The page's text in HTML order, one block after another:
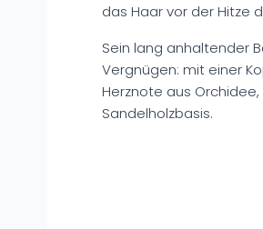
das Haar vor der Hitze
Sein lang anhaltender
Vergnügen: mit einer
Herznote aus
Sandelholzbasis.